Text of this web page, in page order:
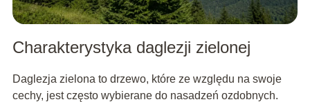
Charakterystyka daglezji zielonej
Daglezja zielona to drzewo, które ze względu na swoje
cechy, jest często wybierane do nasadzeń ozdobnych.